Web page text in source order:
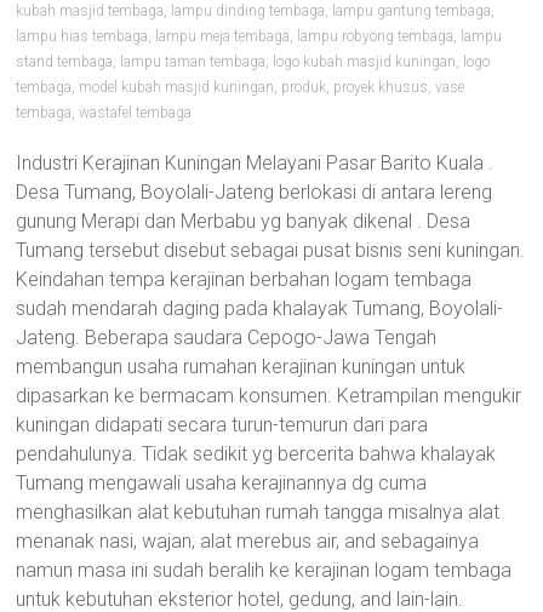
kubah masjid tembaga, lampu dinding tembaga, lampu gantung tembaga,
lampu hias tembaga, lampu meja tembaga, lampu robyong tembaga, lampu
stand tembaga, lampu taman tembaga, logo kubah masjid kuningan, logo
tembaga, model kubah masjid kuningan, produk, proyek khusus,vase
tembaga,wastafel tembaga
Industri Kerajinan Kuningan Melayani Pasar Barito Kuala .
Desa Tumang, Boyolali-Jateng berlokasi di antara lereng
gunung Merapi dan Merbabu yg banyak dikenal . Desa
Tumang tersebut disebut sebagai pusat bisnis seni kuningan.
Keindahan tempa kerajinan berbahan logam tembaga
sudah mendarah daging pada khalayak Tumang, Boyolali-
Jateng. Beberapa saudara Cepogo-Jawa Tengah
membangun usaha rumahan kerajinan kuningan untuk
dipasarkan ke bermacam konsumen. Ketrampilan mengukir
kuningan didapati secara turun-temurun dari para
pendahulunya. Tidak sedikit yg bercerita bahwa khalayak
Tumang mengawali usaha kerajinannya dg cuma
menghasilkan alat kebutuhan rumah tangga misalnya alat
menanak nasi, wajan, alat merebus air, and sebagainya
namun masa ini sudah beralih ke kerajinan logam tembaga
untuk kebutuhan eksterior hotel, gedung, and lain-lain.